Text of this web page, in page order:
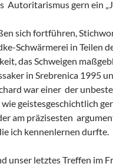
Autoritarismus gern ein
sich fortführen,
Schwärmerei in Teilen
das Schweigen
in Srebrenica 1995
war einer der
geistesgeschichtlich
am präzisesten
ich kennenlernen durfte.
unser letztes Treffen im